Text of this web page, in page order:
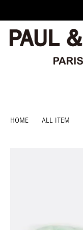
HOME ALL ITEM